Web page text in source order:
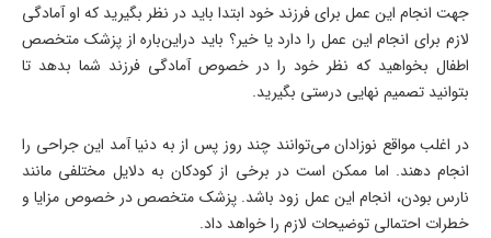
جهت انجام این عمل برای فرزند خود ابتدا باید در نظر بگیرید که او آمادگی
لازم برای انجام این عمل را دارد یا خیر؟ باید دراین‌باره از پزشک متخصص
اطفال بخواهید که نظر خود را در خصوص آمادگی فرزند شما بدهد تا
بتوانید تصمیم نهایی درستی بگیرید.
در اغلب مواقع نوزادان می‌توانند چند روز پس از به دنیا آمد این جراحی را
انجام دهند. اما ممکن است در برخی از کودکان به دلایل مختلفی مانند
نارس بودن، انجام این عمل زود باشد. پزشک متخصص در خصوص مزایا و
خطرات احتمالی توضیحات لازم را خواهد داد.